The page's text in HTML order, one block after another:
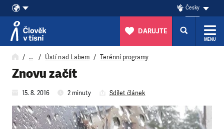
Přeskočit na obsah
Česky
DARUJTE
MENU
… Ústí nad Labem Terénní programy
Znovu začít
15. 8. 2016 2 minuty Sdílet článek